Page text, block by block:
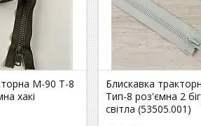
М-90 Т-8
хакі
Блискавка
Тип-8 роз'ємна 2
світла (53505.001)